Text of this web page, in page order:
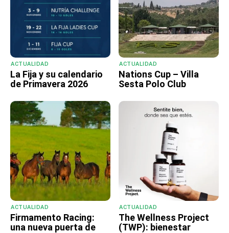
ACTUALIDAD
La Fija y su calendario
de Primavera 2026
ACTUALIDAD
Nations Cup – Villa
Sesta Polo Club
ACTUALIDAD
Firmamento Racing:
una nueva puerta de
ACTUALIDAD
The Wellness Project
(TWP): bienestar